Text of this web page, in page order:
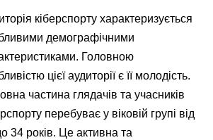
кіберспорту характеризується
демографічними
Головною
цієї аудиторії є її молодість.
частина глядачів та учасників
перебуває у віковій групі від
34 років. Це активна та